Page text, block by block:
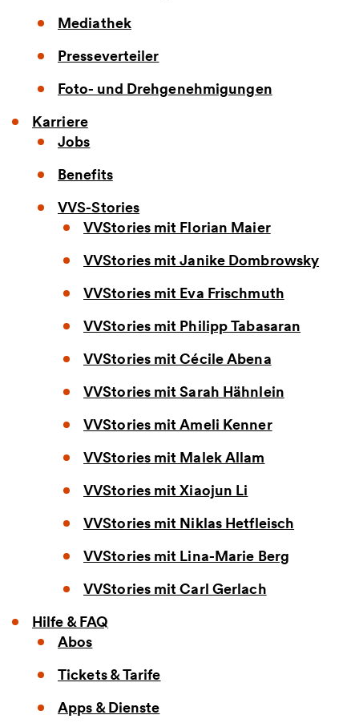
Mediathek
Presseverteiler
Foto- und Drehgenehmigungen
Karriere
Jobs
Benefits
VVS-Stories
VVStories mit Florian Maier
VVStories mit Janike Dombrowsky
VVStories mit Eva Frischmuth
VVStories mit Philipp Tabasaran
VVStories mit Cécile Abena
VVStories mit Sarah Hähnlein
VVStories mit Ameli Kenner
VVStories mit Malek Allam
VVStories mit Xiaojun Li
VVStories mit Niklas Hetfleisch
VVStories mit Lina-Marie Berg
VVStories mit Carl Gerlach
Hilfe & FAQ
Abos
Tickets & Tarife
Apps & Dienste